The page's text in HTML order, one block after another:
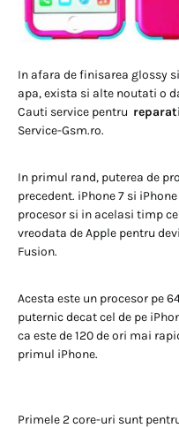
In afara de finisarea glossy
apa, exista si alte noutati o
Cauti service pentru
Service-Gsm.ro.
In primul rand, puterea de
precedent. iPhone 7 si
procesor si in acelasi timp
vreodata de Apple pentru
Fusion.
Acesta este un procesor pe
puternic decat cel de pe
ca este de 120 de ori mai
primul iPhone.
Primele 2 core-uri sunt